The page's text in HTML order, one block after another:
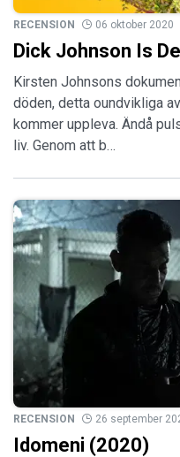
RECENSION 06 oktober 2020
Dick Johnson Is
Kirsten Johnsons
döden, detta oundvikliga
kommer uppleva. Ändå
liv. Genom att b…
RECENSION 26 september
Idomeni (2020)